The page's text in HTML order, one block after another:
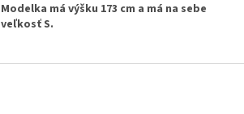
Modelka má výšku 173 cm a má na sebe
veľkosť S.